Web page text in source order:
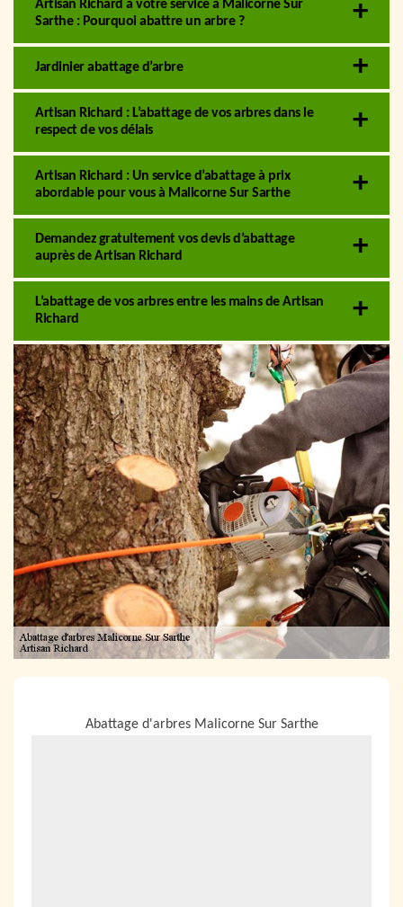
Artisan Richard à votre service à Malicorne Sur
Sarthe : Pourquoi abattre un arbre ?
Jardinier abattage d’arbre
Artisan Richard : L’abattage de vos arbres dans le
respect de vos délais
Artisan Richard : Un service d’abattage à prix
abordable pour vous à Malicorne Sur Sarthe
Demandez gratuitement vos devis d’abattage
auprès de Artisan Richard
L’abattage de vos arbres entre les mains de Artisan
Richard
Abattage d'arbres Malicorne Sur Sarthe